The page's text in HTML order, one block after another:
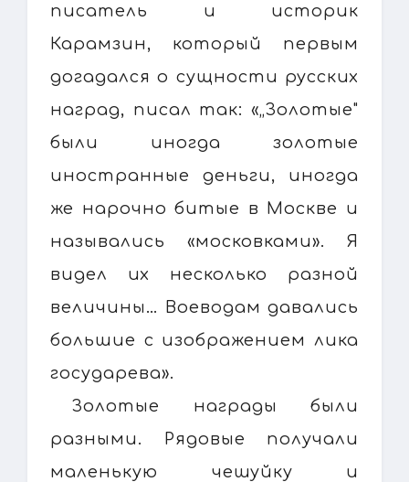
писатель и историк
Карамзин, который первым
догадался о сущности русских
наград, писал так: «„Золотые"
были иногда золотые
иностранные деньги, иногда
же нарочно битые в Москве и
назывались «московками». Я
видел их несколько разной
величины… Воеводам давались
большие с изображением лика
государева».
Золотые награды были
разными. Рядовые получали
маленькую чешуйку и